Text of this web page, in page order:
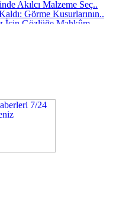
Akılcı Malzeme Seç..
Görme Kusurlarının..
İçin Gözlüğe Mahkûm
Lezzet Ara..
Yapılır? Murat Makas..
Geleceği: Yen..
Gösterilen Fazıl A..
öne çıkan yeni ..
Adresi: Sincan ..
Nedir? Yükselen Burç ..